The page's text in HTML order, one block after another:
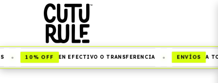
10% OFF EN EFECTIVO O TRANSFERENCIA ENVÍOS A